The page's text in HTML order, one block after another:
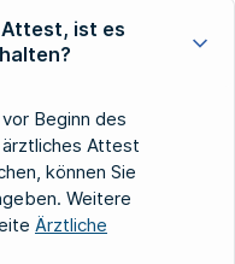
ist es
Beginn des
Attest
können Sie
Weitere
Ärztliche